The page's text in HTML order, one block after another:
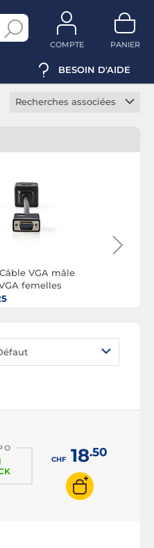
COMPTE PANIER
BESOIN D'AIDE
Recherches associées
Rallonge VGA
Switch VGA
VGA mâle
femelles
CHF18.50